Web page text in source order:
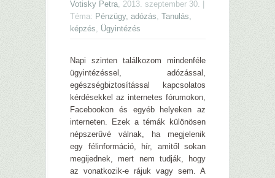
Votisky Petra, 2013. szeptember 30. |
Téma: Pénzügy, adózás, Tanulás,
képzés, Ügyintézés
Napi szinten találkozom mindenféle
ügyintézéssel, adózással,
egészségbiztosítással kapcsolatos
kérdésekkel az internetes fórumokon,
Facebookon és egyéb helyeken az
interneten. Ezek a témák különösen
népszerűvé válnak, ha megjelenik
egy félinformáció, hír, amitől sokan
megijednek, mert nem tudják, hogy
az vonatkozik-e rájuk vagy sem. A